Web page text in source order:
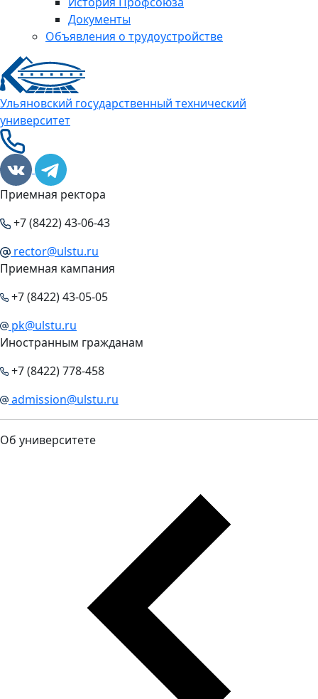
Документы
Объявления о трудоустройстве
Ульяновский государственный технический
университет
Приемная ректора
+7 (8422) 43-06-43
rector@ulstu.ru
Приемная кампания
+7 (8422) 43-05-05
pk@ulstu.ru
Иностранным гражданам
+7 (8422) 778-458
admission@ulstu.ru
Об университете